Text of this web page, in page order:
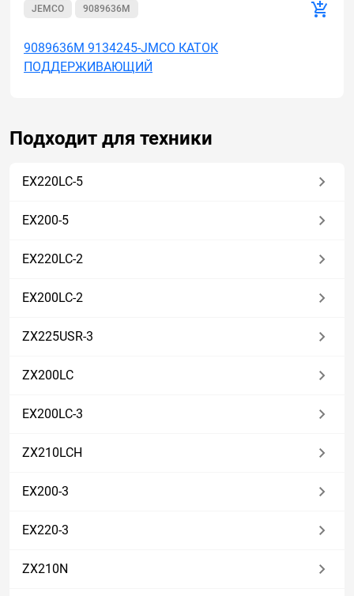
JEMCO 9089636M
9089636M 9134245-JMCO КАТОК
ПОДДЕРЖИВАЮЩИЙ
Подходит для техники
EX220LC-5
EX200-5
EX220LC-2
EX200LC-2
ZX225USR-3
ZX200LC
EX200LC-3
ZX210LCH
EX200-3
EX220-3
ZX210N